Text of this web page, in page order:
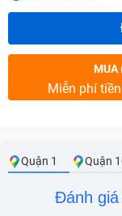
MUA
Miễn phí
Quận 1 Quận
Đánh